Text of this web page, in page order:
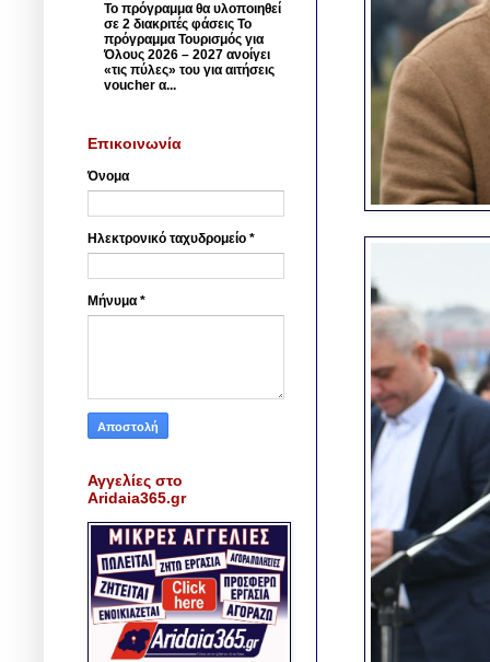
Το πρόγραμμα θα υλοποιηθεί
σε 2 διακριτές φάσεις Το
πρόγραμμα Τουρισμός για
Όλους 2026 – 2027 ανοίγει
«τις πύλες» του για αιτήσεις
voucher α...
Επικοινωνία
Όνομα
Ηλεκτρονικό ταχυδρομείο *
Μήνυμα *
Αγγελίες στο
Aridaia365.gr